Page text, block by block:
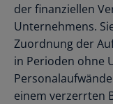
der finanziellen
Unternehmens.
Zuordnung der
in Perioden ohne
einem verzerrten